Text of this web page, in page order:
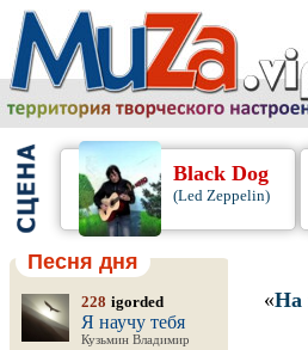
Black Dog
(Led Zeppelin)
Песня дня
228 igorded
Я научу тебя
Кузьмин Владимир
«На